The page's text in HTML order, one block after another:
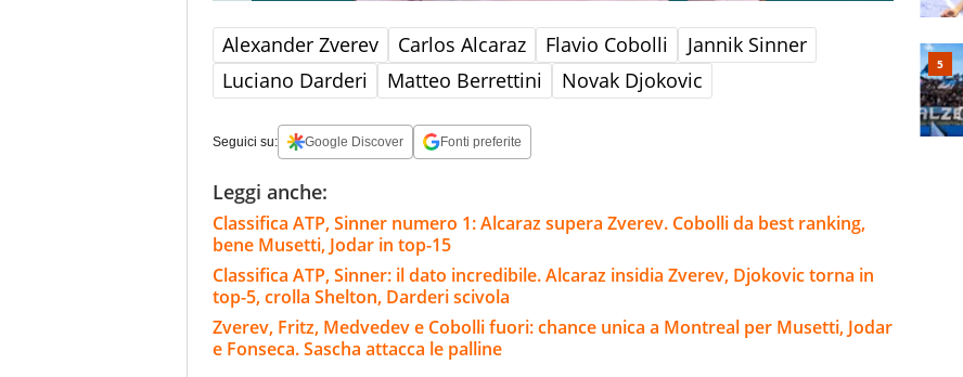
Alexander Zverev Carlos Alcaraz Flavio Cobolli
Jannik Sinner
Luciano Darderi
Matteo Berrettini Novak Djokovic
Seguici su: Google Discover Fonti preferite
Leggi anche:
Classifica ATP, Sinner numero 1: Alcaraz supera Zverev. Cobolli da best ranking,
bene Musetti, Jodar in top-15
Classifica ATP, Sinner: il dato incredibile. Alcaraz insidia Zverev, Djokovic torna in
top-5, crolla Shelton, Darderi scivola
Zverev, Fritz, Medvedev e Cobolli fuori: chance unica a Montreal per Musetti, Jodar
e Fonseca. Sascha attacca le palline